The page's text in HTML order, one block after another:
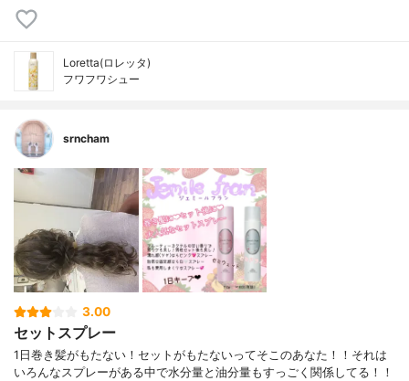
Loretta(ロレッタ)
フワフワシュー
srncham
3.00
セットスプレー
1日巻き髪がもたない！セットがもたないってそこのあなた！！それは
いろんなスプレーがある中で水分量と油分量もすっごく関係してる！！